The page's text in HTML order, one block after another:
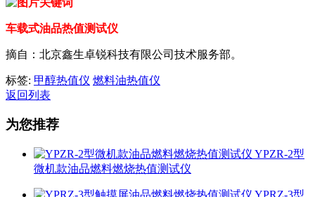
车载式油品热值测试仪
摘自：北京鑫生卓锐科技有限公司技术服务部。
标签: 甲醇热值仪 燃料油热值仪
返回列表
为您推荐
YPZR-2型
微机款油品燃料燃烧热值测试仪
YPRZ-3型